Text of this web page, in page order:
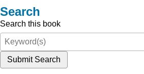
Search
Search this book
Submit Search